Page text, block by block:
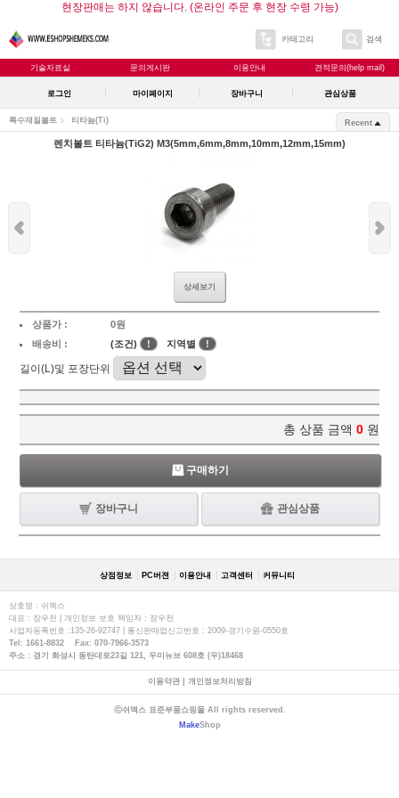
현장판매는 하지 않습니다. (온라인 주문 후 현장 수령 가능)
카테고리 검색
기술자료실 문의게시판 이용안내 견적문의(help mail)
로그인 마이페이지 장바구니 관심상품
특수재질볼트 티타늄(Ti) Recent
렌치볼트 티타늄(TiG2) M3(5mm,6mm,8mm,10mm,12mm,15mm)
상세보기
상품가 :
0원
배송비 :
(조건) ! 지역별 !
길이(L)및 포장단위
총 상품 금액 0 원
구매하기
장바구니 관심상품
상점정보 PC버젼 이용안내 고객센터 커뮤니티
상호명 : 쉬멕스
대표 : 장우천 | 개인정보 보호 책임자 : 장우천
사업자등록번호 :135-26-92747 | 통신판매업신고번호 : 2009-경기수원-0550호
Tel: 1661-8832 Fax: 070-7966-3573
주소 : 경기 화성시 동탄대로23길 121, 우미뉴브 608호 (우)18468
이용약관| 개인정보처리방침
ⓒ쉬멕스 표준부품쇼핑몰 All rights reserved.
MakeShop